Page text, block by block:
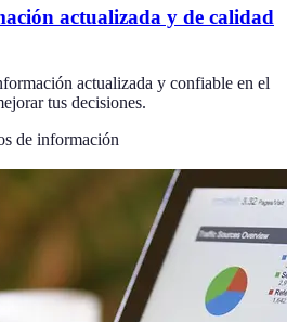
actualizada y de calidad
actualizada y confiable en el
tus decisiones.
de información